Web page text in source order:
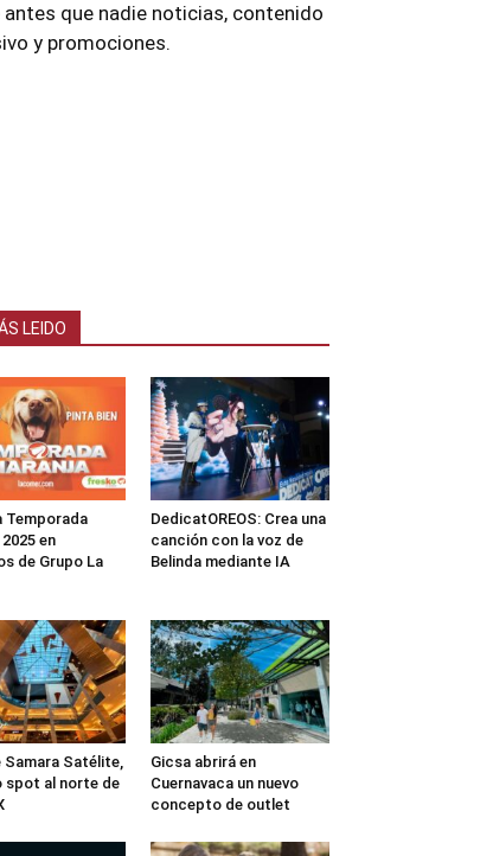
antes que nadie noticias, contenido
y promociones.
LEIDO
Temporada
en
de Grupo La
DedicatOREOS: Crea una
canción con la voz de
Belinda mediante IA
Samara Satélite,
spot al norte de
Gicsa abrirá en
Cuernavaca un nuevo
concepto de outlet